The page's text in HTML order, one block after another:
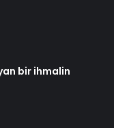
bir ihmalin